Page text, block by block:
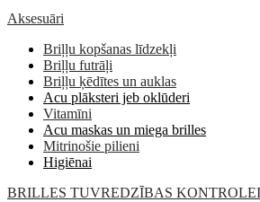
Aksesuāri
Briļļu kopšanas līdzekļi
Briļļu futrāļi
Briļļu ķēdītes un auklas
Acu plāksteri jeb oklūderi
Vitamīni
Acu maskas un miega brilles
Mitrinošie pilieni
Higiēnai
BRILLES TUVREDZĪBAS KONTROLEI